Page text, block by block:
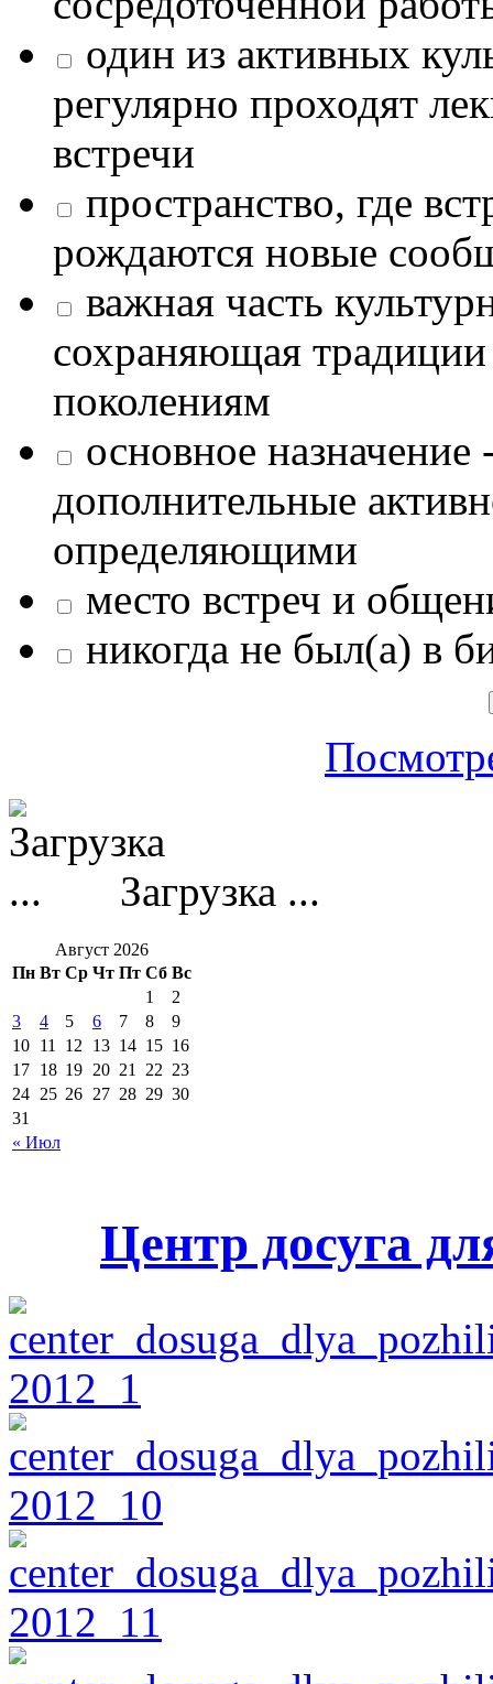
один из активных
регулярно проходят
встречи
пространство, где
рождаются новые
важная часть
сохраняющая
поколениям
основное назначение
дополнительные
определяющими
место встреч и
никогда не был(а) в
Загрузка ...
Август 2026
Пн Вт Ср Чт Пт Сб Вс
« Июл
1
2
3
4 5 6 7 8
9
10 11 12 13 14 15 16
17 18 19 20 21 22 23
24 25 26 27 28 29 30
31
Центр досуга